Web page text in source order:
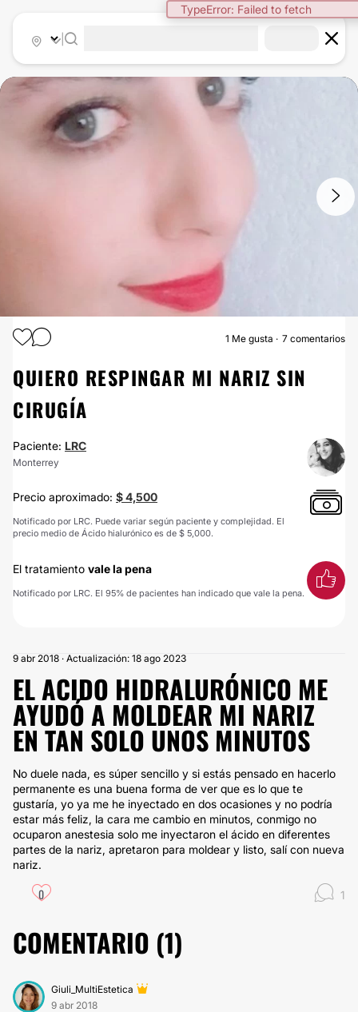
TypeError: Failed to fetch
ÁCIDO HIALURÓNICO
1 Me gusta 7 comentarios
QUIERO RESPINGAR MI NARIZ SIN
CIRUGÍA
Paciente: LRC
Monterrey
Precio aproximado: $ 4,500
Notificado por LRC. Puede variar según paciente y complejidad. El
precio medio de Ácido hialurónico es de $ 5,000.
El tratamiento vale la pena
Notificado por LRC. El 95% de pacientes han indicado que vale la pena.
9 abr 2018 · Actualización: 18 ago 2023
EL ACIDO HIDRALURÓNICO ME
AYUDÓ A MOLDEAR MI NARIZ
EN TAN SOLO UNOS MINUTOS
No duele nada, es súper sencillo y si estás pensado en hacerlo
permanente es una buena forma de ver que es lo que te
gustaría, yo ya me he inyectado en dos ocasiones y no podría
estar más feliz, la cara me cambio en minutos, conmigo no
ocuparon anestesia solo me inyectaron el ácido en diferentes
partes de la nariz, apretaron para moldear y listo, salí con nueva
nariz.
0 1
COMENTARIO (1)
Giuli_MultiEstetica
9 abr 2018